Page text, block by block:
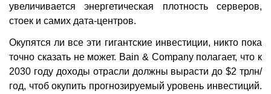
увеличивается энергетическая плотность серверов,
стоек и самих дата-центров.
Окупятся ли все эти гигантские инвестиции, никто пока
точно сказать не может. Bain & Company полагает, что к
2030 году доходы отрасли должны вырасти до $2 трлн/
год, чтоб окупить прогнозируемый уровень инвестиций.